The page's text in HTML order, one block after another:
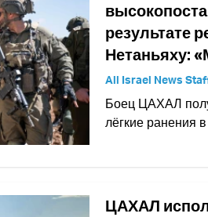
результате
Нетаньяху:
All Israel News
Боец ЦАХАЛ
лёгкие ранения
ЦАХАЛ